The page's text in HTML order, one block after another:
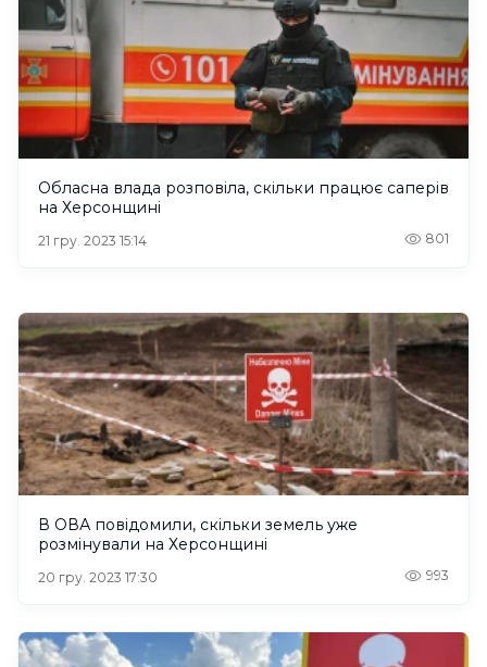
Обласна влада розповіла, скільки працює саперів
на Херсонщині
21 гру. 2023 15:14 801
В ОВА повідомили, скільки земель уже
розмінували на Херсонщині
20 гру. 2023 17:30 993